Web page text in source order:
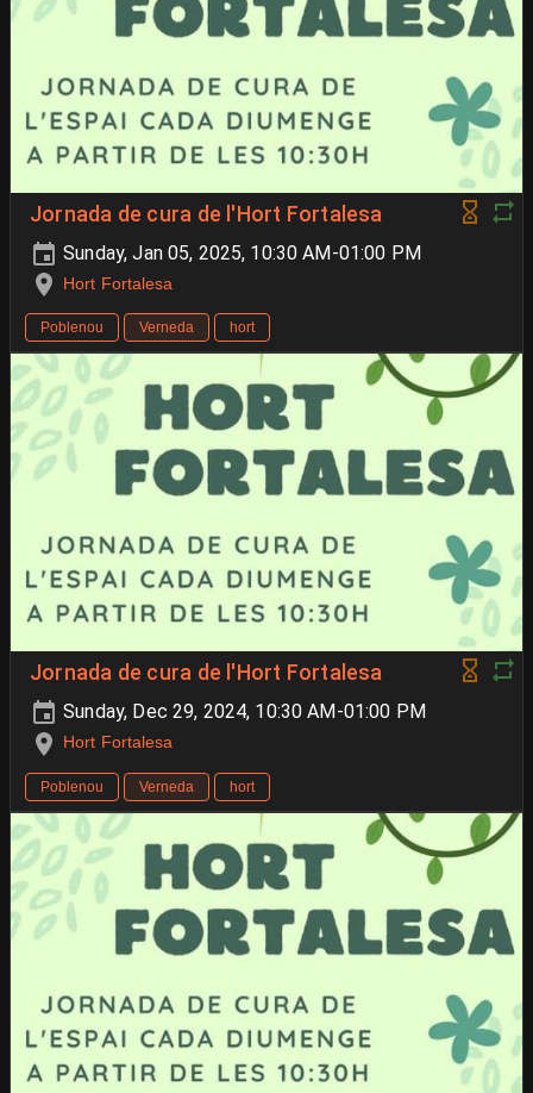
Jornada de cura de l'Hort Fortalesa
Sunday, Jan 05, 2025, 10:30 AM-01:00 PM
Hort Fortalesa
Poblenou Verneda hort
Jornada de cura de l'Hort Fortalesa
Sunday, Dec 29, 2024, 10:30 AM-01:00 PM
Hort Fortalesa
Poblenou Verneda hort